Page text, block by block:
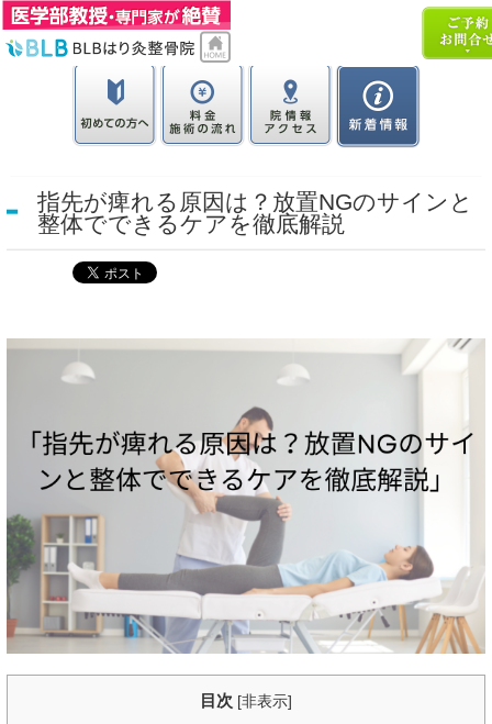
指先が痺れる原因は？放置NGのサインと
整体でできるケアを徹底解説
目次 [非表示]